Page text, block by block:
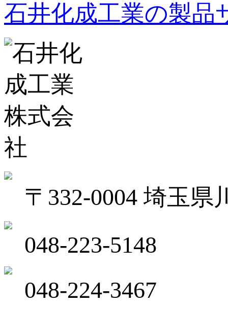
石井化成工業の製品
〒332-0004 埼玉県
048-223-5148
048-224-3467